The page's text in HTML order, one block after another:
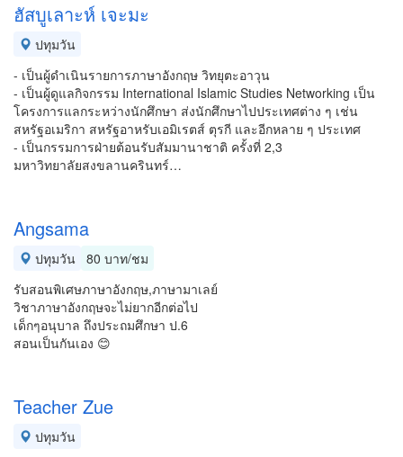
ฮัสบูเลาะห์ เจะมะ
ปทุมวัน
- เป็นผู้ดำเนินรายการภาษาอังกฤษ วิทยุตะอาวุน
- เป็นผู้ดูแลกิจกรรม International Islamic Studies Networking เป็น
โครงการแลกระหว่างนักศึกษา ส่งนักศึกษาไปประเทศต่าง ๆ เช่น
สหรัฐอเมริกา สหรัฐอาหรับเอมิเรตส์ ตุรกี และอีกหลาย ๆ ประเทศ
- เป็นกรรมการฝ่ายต้อนรับสัมมานาชาติ ครั้งที่ 2,3
มหาวิทยาลัยสงขลานครินทร์…
Angsama
ปทุมวัน 80 บาท/ชม
รับสอนพิเศษภาษาอังกฤษ,ภาษามาเลย์
วิชาภาษาอังกฤษจะไม่ยากอีกต่อไป
เด็กๆอนุบาล ถึงประถมศึกษา ป.6
สอนเป็นกันเอง 😊
Teacher Zue
ปทุมวัน